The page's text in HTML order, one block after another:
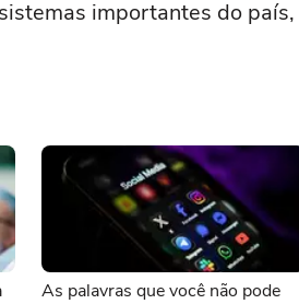
importantes do país,
As palavras que você não pode